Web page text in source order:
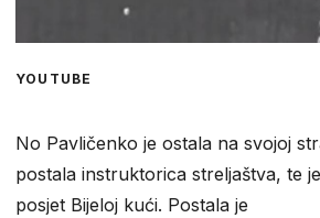
YOUTUBE
No Pavličenko je ostala na svojoj
postala instruktorica streljaštva, te
posjet Bijeloj kući. Postala je